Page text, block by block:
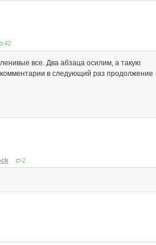
42
все. Два абзаца осилим, а такую
в следующий раз продолжение
2